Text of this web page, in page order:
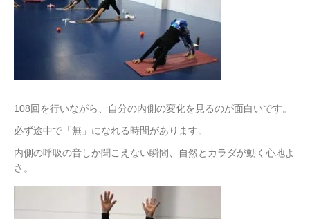
108回を行いながら、自分の内側の変化を見るのが面白いです。
必ず途中で「無」になれる時間があります。
内側の呼吸の音しか聞こえない瞬間、自然とカラダが動く心地よ
さ。